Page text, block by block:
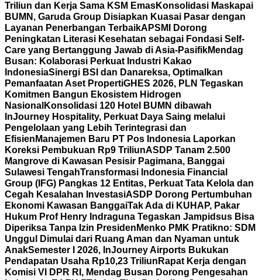
Triliun dan Kerja Sama KSM EmasKonsolidasi Maskapai
BUMN, Garuda Group Disiapkan Kuasai Pasar dengan
Layanan Penerbangan TerbaikAPSMI Dorong
Peningkatan Literasi Kesehatan sebagai Fondasi Self-
Care yang Bertanggung Jawab di Asia-PasifikMendag
Busan: Kolaborasi Perkuat Industri Kakao
IndonesiaSinergi BSI dan Danareksa, Optimalkan
Pemanfaatan Aset PropertiGHES 2026, PLN Tegaskan
Komitmen Bangun Ekosistem Hidrogen
Nasional Konsolidasi 120 Hotel BUMN dibawah
InJourney Hospitality, Perkuat Daya Saing melalui
Pengelolaan yang Lebih Terintegrasi dan
Efisien Manajemen Baru PT Pos Indonesia Laporkan
Koreksi Pembukuan Rp9 TriliunASDP Tanam 2.500
Mangrove di Kawasan Pesisir Pagimana, Banggai
Sulawesi TengahTransformasi Indonesia Financial
Group (IFG) Pangkas 12 Entitas, Perkuat Tata Kelola dan
Cegah Kesalahan InvestasiASDP Dorong Pertumbuhan
Ekonomi Kawasan BanggaiTak Ada di KUHAP, Pakar
Hukum Prof Henry Indraguna Tegaskan Jampidsus Bisa
Diperiksa Tanpa Izin Presiden Menko PMK Pratikno: SDM
Unggul Dimulai dari Ruang Aman dan Nyaman untuk
AnakSemester I 2026, InJourney Airports Bukukan
Pendapatan Usaha Rp10,23 Triliun Rapat Kerja dengan
Komisi VI DPR RI, Mendag Busan Dorong Pengesahan